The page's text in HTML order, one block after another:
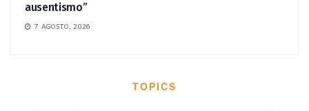
ausentismo”
7 AGOSTO, 2026
TOPICS